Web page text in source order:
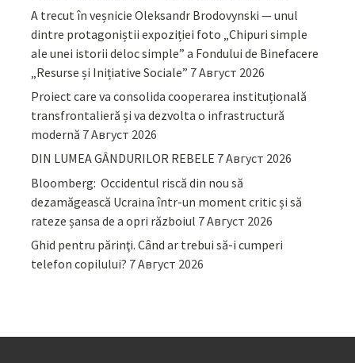
A trecut în veșnicie Oleksandr Brodovynski — unul
dintre protagoniștii expoziției foto „Chipuri simple
ale unei istorii deloc simple” a Fondului de Binefacere
„Resurse și Inițiative Sociale” 7 Август 2026
Proiect care va consolida cooperarea instituțională
transfrontalieră și va dezvolta o infrastructură
modernă 7 Август 2026
DIN LUMEA GÂNDURILOR REBELE 7 Август 2026
Bloomberg: Occidentul riscă din nou să
dezamăgească Ucraina într-un moment critic și să
rateze șansa de a opri războiul 7 Август 2026
Ghid pentru părinţi. Când ar trebui să-i cumperi
telefon copilului? 7 Август 2026